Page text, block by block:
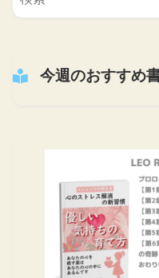
今週のおすすめ